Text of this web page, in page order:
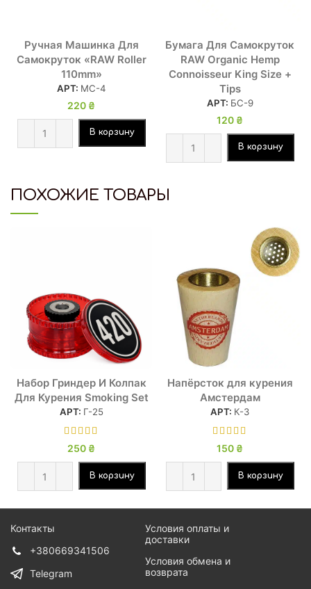
Ручная Машинка Для
Самокруток «RAW Roller
110mm»
АРТ: МС-4
220 ₴
В корзину
Бумага Для Самокруток
RAW Organic Hemp
Connoisseur King Size +
Tips
АРТ: БС-9
120 ₴
В корзину
ПОХОЖИЕ ТОВАРЫ
Набор Гриндер И Колпак
Для Курения Smoking Set
АРТ: Г-25
250 ₴
В корзину
Напёрсток для курения
Амстердам
АРТ: К-3
150 ₴
В корзину
Контакты
+380669341506
Telegram
Условия оплаты и
доставки
Условия обмена и
возврата